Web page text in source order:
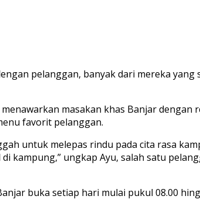
pelanggan, banyak dari mereka
masakan khas Banjar
favorit pelanggan.
untuk melepas rindu pada cita rasa
kampung,” ungkap Ayu, salah satu
buka setiap hari mulai pukul 08.00